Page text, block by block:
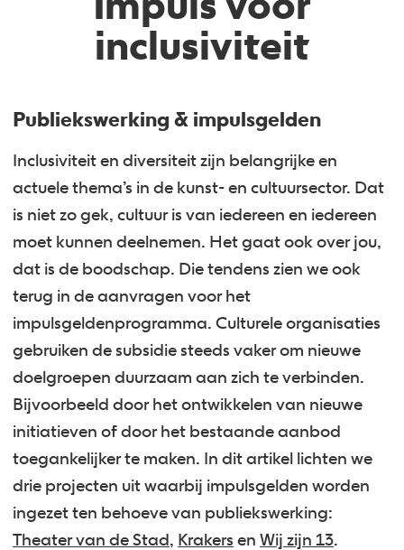
inclusiviteit
Publiekswerking & impulsgelden
Inclusiviteit en diversiteit zijn belangrijke en
actuele thema’s in de kunst- en cultuursector. Dat
is niet zo gek, cultuur is van iedereen en iedereen
moet kunnen deelnemen. Het gaat ook over jou,
dat is de boodschap. Die tendens zien we ook
terug in de aanvragen voor het
impulsgeldenprogramma. Culturele organisaties
gebruiken de subsidie steeds vaker om nieuwe
doelgroepen duurzaam aan zich te verbinden.
Bijvoorbeeld door het ontwikkelen van nieuwe
initiatieven of door het bestaande aanbod
toegankelijker te maken. In dit artikel lichten we
drie projecten uit waarbij impulsgelden worden
ingezet ten behoeve van publiekswerking:
Theater van de Stad , Krakers enWij zijn 13.